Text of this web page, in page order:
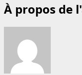
À propos de